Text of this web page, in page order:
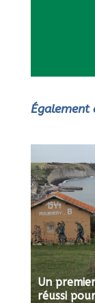
Également
Un
réussi